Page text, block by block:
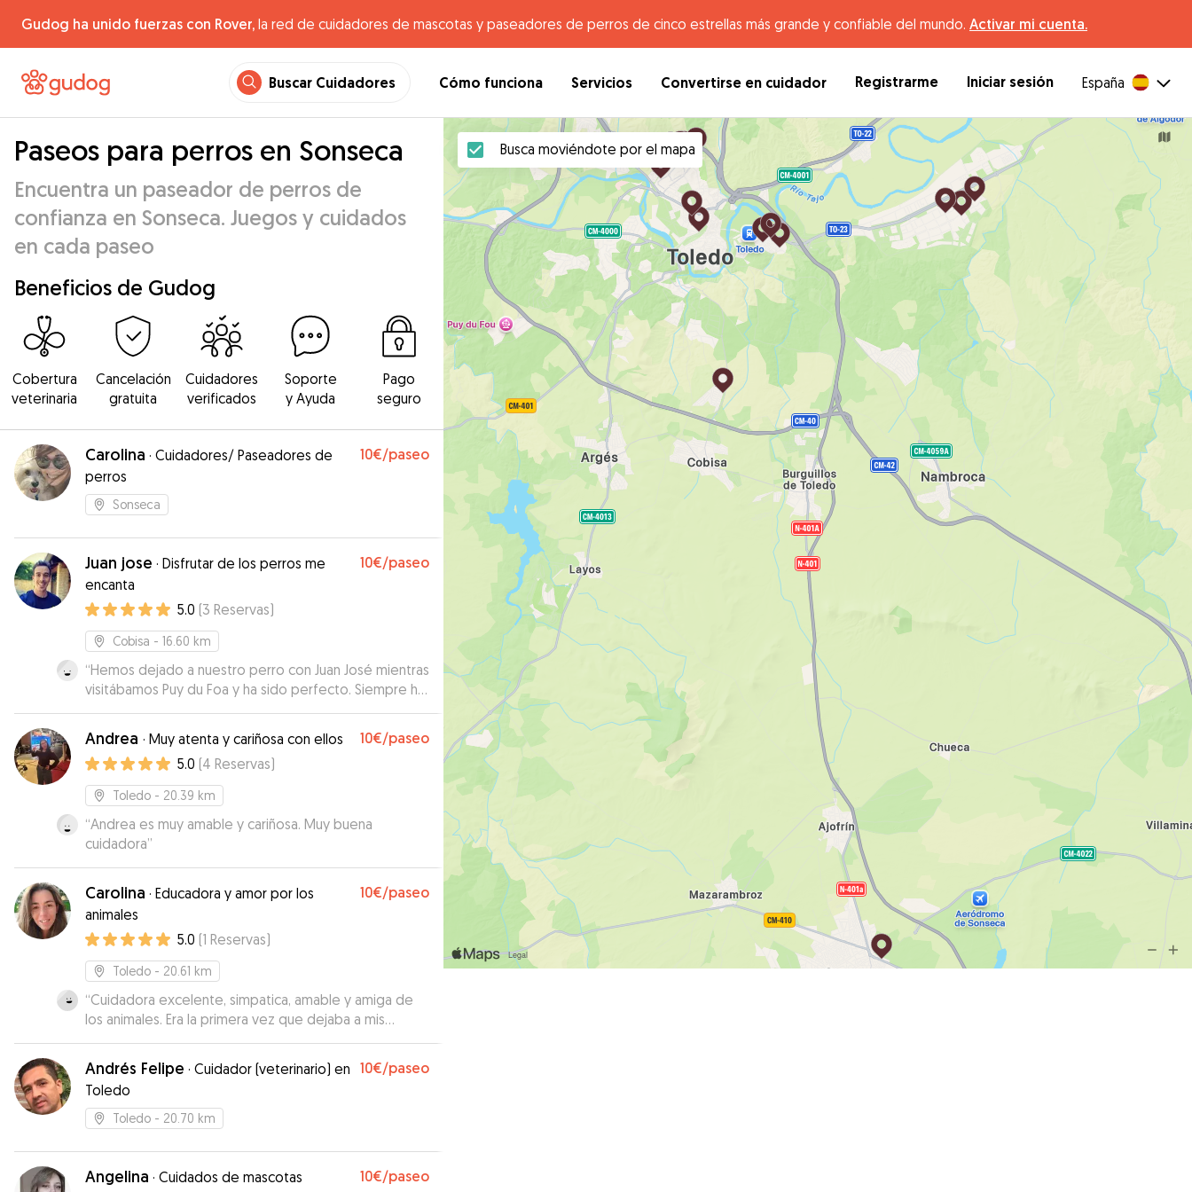
Gudog ha unido fuerzas con Rover, la red de cuidadores de mascotas y paseadores de perros de cinco estrellas más grande y confiable del mundo. Activar mi cuenta.
Buscar Cuidadores Cómo funciona Servicios Convertirse en cuidador Registrarme Iniciar sesión España
Paseos para perros en Sonseca
Encuentra un paseador de perros de
confianza en Sonseca. Juegos y cuidados
en cada paseo
Beneficios de Gudog
Cobertura
veterinaria
Cancelación
gratuita
Cuidadores
verificados
Soporte
y Ayuda
Pago
seguro
Carolina · Cuidadores/ Paseadores de
perros
10€/paseo
Sonseca
Juan jose · Disfrutar de los perros me
encanta
10€/paseo
5.0 (3 Reservas)
Cobisa - 16.60 km
“Hemos dejado a nuestro perro con Juan José mientras
visitábamos Puy du Foa y ha sido perfecto. Siempre ha
contestado a nuestras dudas enseguida y mientras
Bruce ha estado con él y con su pareja, nos ha
mandado fotos y vídeos. Bruce se lo ha pasado genial
con ellos y con sus perritos. Repetiría sin duda.
Andrea · Muy atenta y cariñosa con ellos 10€/paseo
5.0 (4 Reservas)
Toledo - 20.39 km
“Andrea es muy amable y cariñosa. Muy buena
cuidadora”
Carolina · Educadora y amor por los
animales
10€/paseo
5.0 (1 Reservas)
Toledo - 20.61 km
“Cuidadora excelente, simpatica, amable y amiga de
los animales. Era la primera vez que dejaba a mis
perritas fuera de casa y ha sido una tranquilidad
encontrar una cuidadora así.”
Andrés Felipe · Cuidador (veterinario) en
Toledo
10€/paseo
Toledo - 20.70 km
Angelina · Cuidados de mascotas 10€/paseo
Busca moviéndote por el mapa